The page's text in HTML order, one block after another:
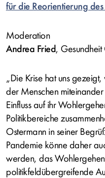
für die Reorientierung des
Moderation
Andrea Fried,
„Die Krise hat uns
der Menschen
Einfluss auf ihr
Politikbereiche
Ostermann in seiner
Pandemie könne daher
werden, das
politikfeldübergreifende